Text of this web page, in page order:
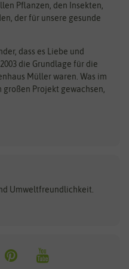
elho
Feldsaaten Freudenberger
Fertil
Flora Elite
Hortitops
JUB Holland
Pflanzen, den Insekten,
der für unsere gesunde
dass es Liebe und
die Grundlage für die
Müller waren. Was im
Projekt gewachsen,
Umweltfreundlichkeit.